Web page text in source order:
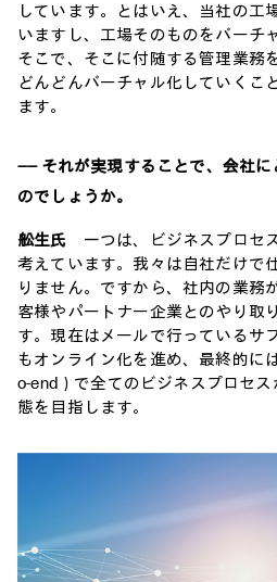
しています。とはいえ、当社の工
いますし、工場そのものをバーチ
そこで、そこに付随する管理業務
どんどんバーチャル化していくこ
ます。
―― それが実現することで、会社
のでしょうか。
舩生氏 一つは、ビジネスプロセ
考えています。我々は自社だけで
りません。ですから、社内の業務
客様やパートナー企業とのやり取
す。現在はメールで行っているサ
もオンライン化を進め、最終的に
o-end）で全てのビジネスプロセ
態を目指します。